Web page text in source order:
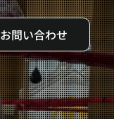
お問い合わせ